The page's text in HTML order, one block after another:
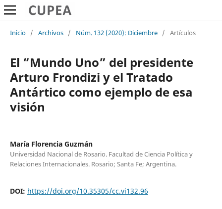
Inicio / Archivos / Núm. 132 (2020): Diciembre / Artículos
El “Mundo Uno” del presidente
Arturo Frondizi y el Tratado
Antártico como ejemplo de esa
visión
María Florencia Guzmán
Universidad Nacional de Rosario. Facultad de Ciencia Política y
Relaciones Internacionales. Rosario; Santa Fe; Argentina.
DOI: https://doi.org/10.35305/cc.vi132.96